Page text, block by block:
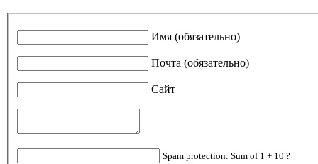
Имя (обязательно)
Почта (обязательно)
Сайт
Spam protection: Sum of 1 + 10 ?